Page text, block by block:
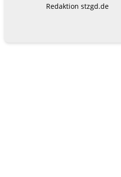
Redaktion stzgd.de